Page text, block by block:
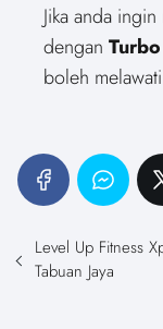
Jika anda
dengan
boleh
Level Up Fitness
Tabuan Jaya